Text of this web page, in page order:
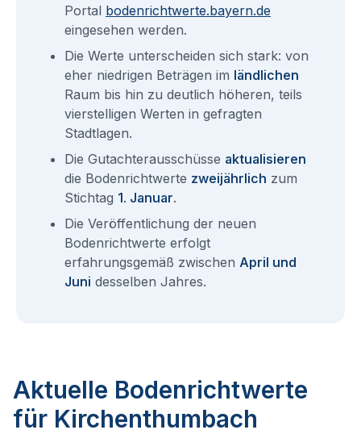
Portal bodenrichtwerte.bayern.de
eingesehen werden.
Die Werte unterscheiden sich stark: von
eher niedrigen Beträgen im ländlichen
Raum bis hin zu deutlich höheren, teils
vierstelligen Werten in gefragten
Stadtlagen.
Die Gutachterausschüsse aktualisieren
die Bodenrichtwerte zweijährlich zum
Stichtag 1. Januar.
Die Veröffentlichung der neuen
Bodenrichtwerte erfolgt
erfahrungsgemäß zwischen April und
Juni desselben Jahres.
Aktuelle Bodenrichtwerte
für Kirchenthumbach